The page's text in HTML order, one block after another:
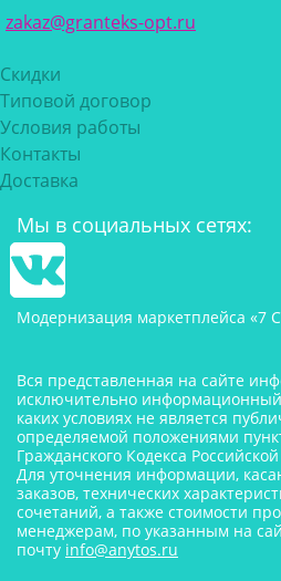
zakaz@granteks-opt.ru
Скидки
Типовой договор
Условия работы
Контакты
Доставка
Мы в социальных сетях:
Модернизация маркетплейса «7
Вся представленная на сайте
исключительно
каких условиях не является
определяемой положениями
Гражданского Кодекса
Для уточнения информации,
заказов, технических
сочетаний, а также стоимости
менеджерам, по указанным на
почту info@anytos.ru